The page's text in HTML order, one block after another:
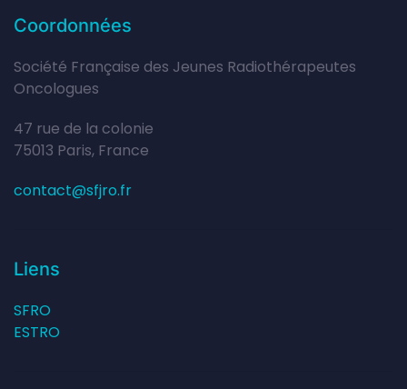
Coordonnées
Société Française des Jeunes Radiothérapeutes
Oncologues
47 rue de la colonie
75013 Paris, France
contact@sfjro.fr
Liens
SFRO
ESTRO